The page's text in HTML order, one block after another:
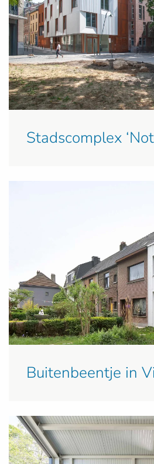
Stadscomplex
Buitenbeentje in